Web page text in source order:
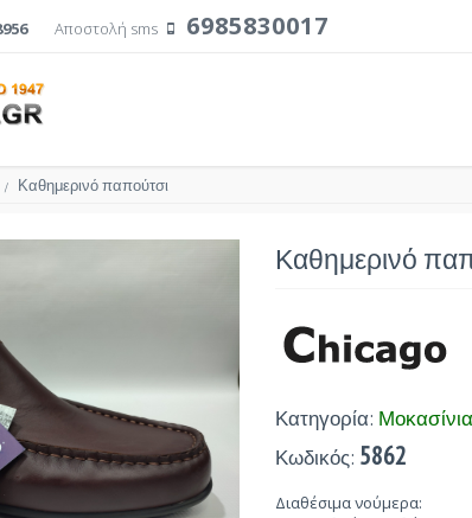
Αποστολή sms 6985830017
/ Καθημερινό παπούτσι
Καθημερινό
Κατηγορία: Μοκασίνια
Κωδικός: 5862
Διαθέσιμα νούμερα: